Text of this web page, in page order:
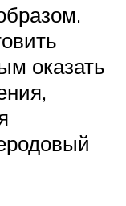
оказать